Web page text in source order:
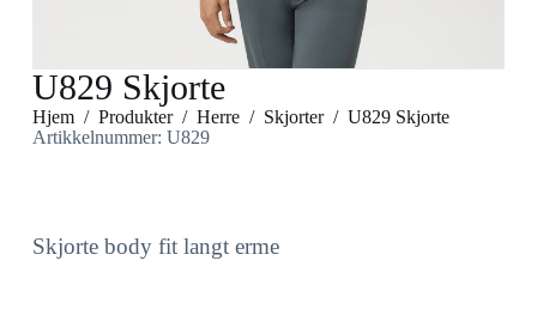
U829 Skjorte
Hjem / Produkter / Herre / Skjorter / U829 Skjorte
Artikkelnummer: U829
Skjorte body fit langt erme